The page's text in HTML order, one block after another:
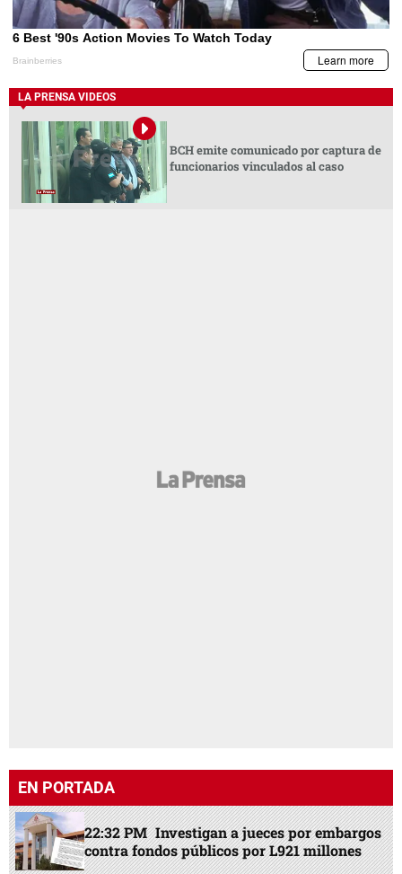
LA PRENSA VIDEOS
BCH emite comunicado por captura de
funcionarios vinculados al caso
EN PORTADA
22:32 PM Investigan a jueces por embargos
contra fondos públicos por L921 millones